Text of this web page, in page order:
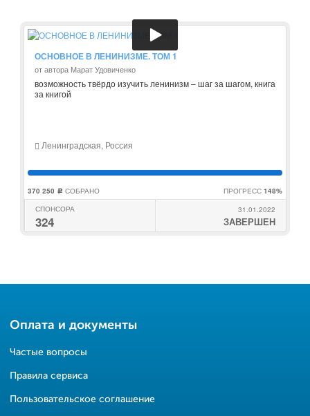
ОСНОВНОЕ В ЛЕНИНИЗМЕ. ТОМ 1
от автора Марат Удовиченко
возможность твёрдо изучить ленинизм – шаг за шагом, книга
за книгой
Ленинградская, Россия
370 250 c СОБРАНО ПРОГРЕСС 148%
СПОНСОРА
324
31.01.2022
ЗАВЕРШЕН
Оплата и документы
Частые вопросы
Правила сервиса
Пользовательское соглашение